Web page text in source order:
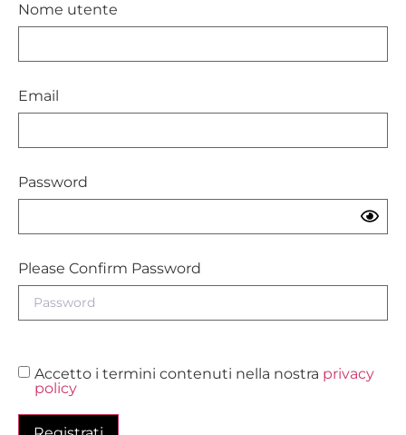
Nome utente
Email
Password
Please Confirm Password
Accetto i termini contenuti nella nostra privacy
policy